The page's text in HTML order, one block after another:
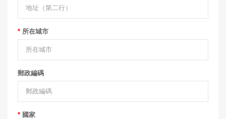
所在城市
郵政編碼
國家